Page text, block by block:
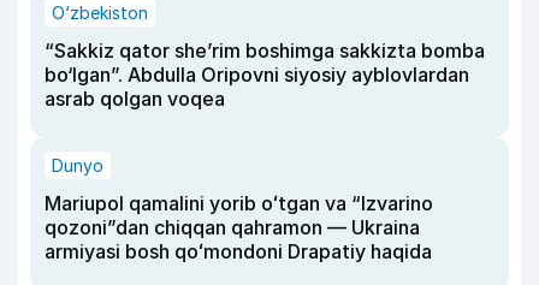
O‘zbekiston
“Sakkiz qator she’rim boshimga sakkizta bomba
bo‘lgan”. Abdulla Oripovni siyosiy ayblovlardan
asrab qolgan voqea
Dunyo
Mariupol qamalini yorib oʻtgan va “Izvarino
qozoni”dan chiqqan qahramon — Ukraina
armiyasi bosh qoʻmondoni Drapatiy haqida